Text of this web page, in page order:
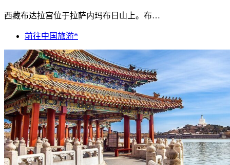
西藏布达拉宫位于拉萨内玛布日山上。布…
前往中国旅游*